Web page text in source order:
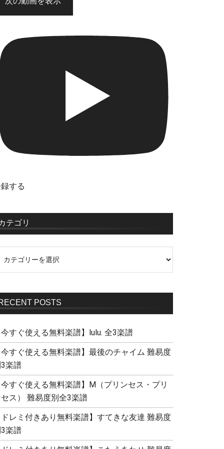
する
テゴリ
POSTS
すぐ使える無料楽譜】lulu. 全3楽譜
すぐ使える無料楽譜】最後のチャイム 難易度
楽譜
すぐ使える無料楽譜】M（プリンセス・プリ
ス） 難易度別全3楽譜
レミ付きあり無料楽譜】すてきな友達 難易度
楽譜